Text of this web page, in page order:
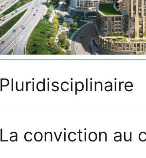
Pluridisciplinaire
La conviction au